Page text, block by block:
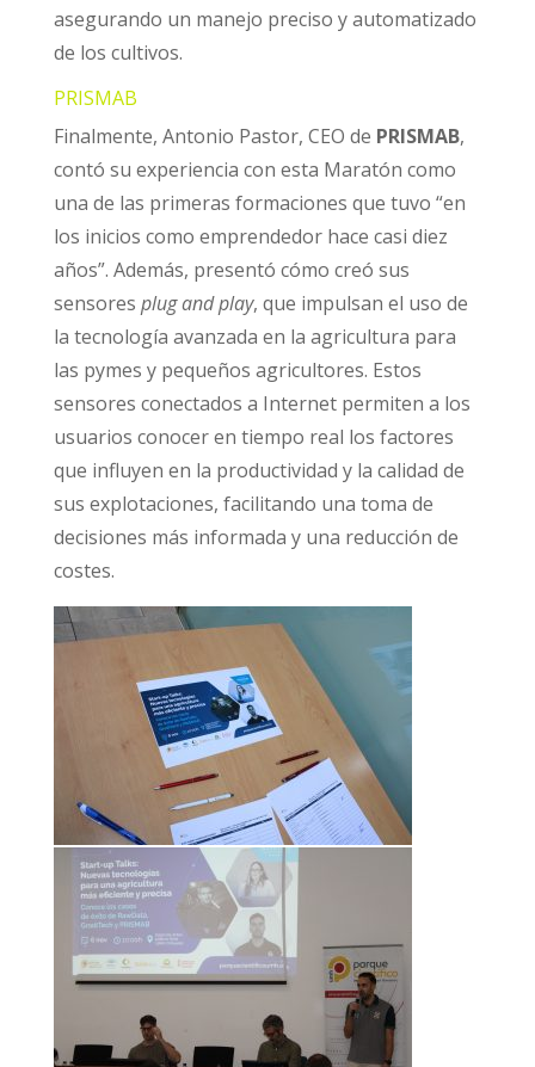
asegurando un manejo preciso y automatizado
de los cultivos.
PRISMAB
Finalmente, Antonio Pastor, CEO de PRISMAB,
contó su experiencia con esta Maratón como
una de las primeras formaciones que tuvo “en
los inicios como emprendedor hace casi diez
años”. Además, presentó cómo creó sus
sensores plug and play, que impulsan el uso de
la tecnología avanzada en la agricultura para
las pymes y pequeños agricultores. Estos
sensores conectados a Internet permiten a los
usuarios conocer en tiempo real los factores
que influyen en la productividad y la calidad de
sus explotaciones, facilitando una toma de
decisiones más informada y una reducción de
costes.